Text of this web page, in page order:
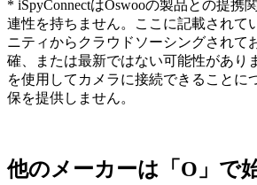
* iSpyConnectはOswooの製品との提携
連性を持ちません。ここに記載されて
ニティからクラウドソーシングされて
確、または最新ではない可能性があり
を使用してカメラに接続できることに
保を提供しません。
他のメーカーは「O」で